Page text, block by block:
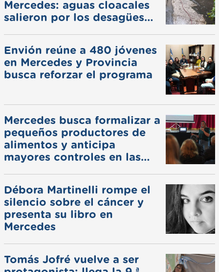
Mercedes: aguas cloacales
salieron por los desagües
Envión reúne a 480 jóvenes
en Mercedes y Provincia
busca reforzar el programa
Mercedes busca formalizar a
pequeños productores de
alimentos y anticipa
mayores controles en las
Débora Martinelli rompe el
silencio sobre el cáncer y
presenta su libro en
Mercedes
Tomás Jofré vuelve a ser